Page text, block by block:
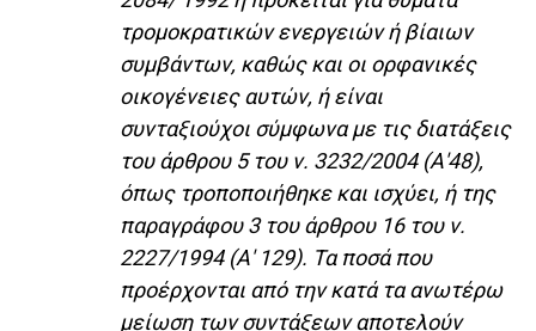
τρομοκρατικών ενεργειών ή βίαιων
συμβάντων, καθώς και οι ορφανικές
οικογένειες αυτών, ή είναι
συνταξιούχοι σύμφωνα με τις διατάξεις
του άρθρου 5 του ν. 3232/2004 (Α'48),
όπως τροποποιήθηκε και ισχύει, ή της
παραγράφου 3 του άρθρου 16 του ν.
2227/1994 (Α' 129). Τα ποσά που
προέρχονται από την κατά τα ανωτέρω
μείωση των συντάξεων αποτελούν